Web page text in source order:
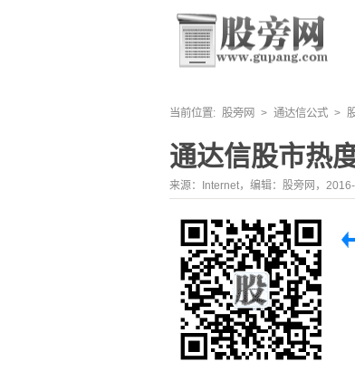
当前位置: 股旁网 > 通达信公式 >
通达信股市热
来源：Internet，编辑：股旁网，